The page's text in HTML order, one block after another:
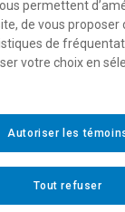
permettent
de vous proposer
de
votre choix en
Tout refuser
Autoriser les